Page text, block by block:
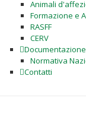
Animali
Formazione e
RASFF
CERV
Documentazione
Normativa
Contatti